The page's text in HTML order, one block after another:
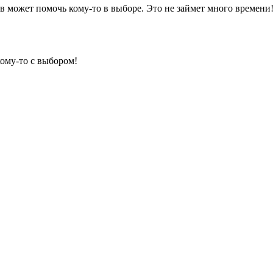
помочь кому-то в выборе. Это не займет много времени!
то с выбором!